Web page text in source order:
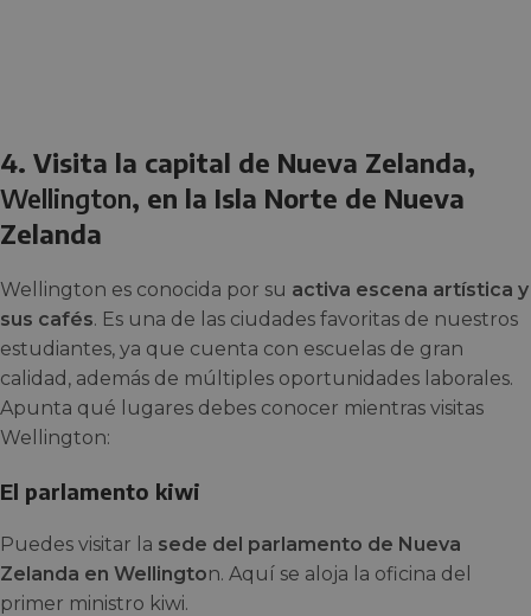
4. Visita la capital de Nueva Zelanda,
Wellington, en la Isla Norte de Nueva
Zelanda
Wellington es conocida por su activa escena artística y
sus cafés. Es una de las ciudades favoritas de nuestros
estudiantes, ya que cuenta con escuelas de gran
calidad, además de múltiples oportunidades laborales.
Apunta qué lugares debes conocer mientras visitas
Wellington:
El parlamento kiwi
Puedes visitar la sede del parlamento de Nueva
Zelanda en Wellington. Aquí se aloja la oficina del
primer ministro kiwi.